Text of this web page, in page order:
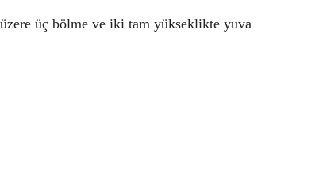
üç bölme ve iki tam yükseklikte yuva